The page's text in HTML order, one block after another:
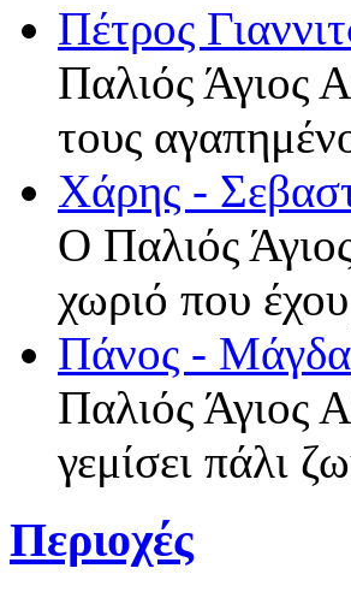
Πέτρος
Παλιός Άγιος
τους
Χάρης -
Ο Παλιός
χωριό που
Πάνος - Μάγδα
Παλιός Άγιος
γεμίσει πάλι
Περιοχές